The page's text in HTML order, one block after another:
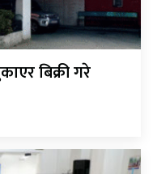
बिक्री गरे